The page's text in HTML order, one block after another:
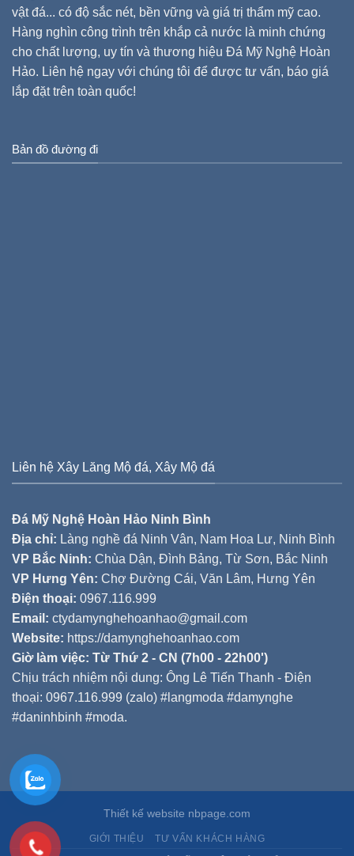
vật đá... có độ sắc nét, bền vững và giá trị thẩm mỹ cao.
Hàng nghìn công trình trên khắp cả nước là minh chứng
cho chất lượng, uy tín và thương hiệu Đá Mỹ Nghệ Hoàn
Hảo. Liên hệ ngay với chúng tôi để được tư vấn, báo giá
lắp đặt trên toàn quốc!
Bản đồ đường đi
Liên hệ Xây Lăng Mộ đá, Xây Mộ đá
Đá Mỹ Nghệ Hoàn Hảo Ninh Bình
Địa chỉ: Làng nghề đá Ninh Vân, Nam Hoa Lư, Ninh Bình
VP Bắc Ninh: Chùa Dận, Đình Bảng, Từ Sơn, Bắc Ninh
VP Hưng Yên: Chợ Đường Cái, Văn Lâm, Hưng Yên
Điện thoại: 0967.116.999
Email: ctydamynghehoanhao@gmail.com
Website: https://damynghehoanhao.com
Giờ làm việc: Từ Thứ 2 - CN (7h00 - 22h00')
Chịu trách nhiệm nội dung: Ông Lê Tiến Thanh - Điện
thoại: 0967.116.999 (zalo) #langmoda #damynghe
#daninhbinh #moda.
Thiết kế website nbpage.com
GIỚI THIỆU TƯ VẤN KHÁCH HÀNG